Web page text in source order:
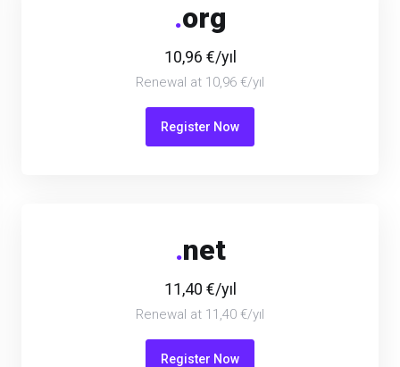
.org
10,96 €/yıl
Renewal at 10,96 €/yıl
Register Now
.net
11,40 €/yıl
Renewal at 11,40 €/yıl
Register Now